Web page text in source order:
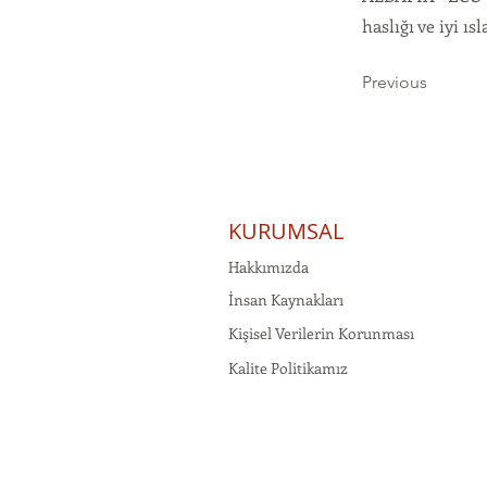
haslığı ve iyi
Previous
KURUMSAL
Hakkımızda
İnsan Kaynakları
Kişisel Verilerin Korunması
Kalite Politikamız